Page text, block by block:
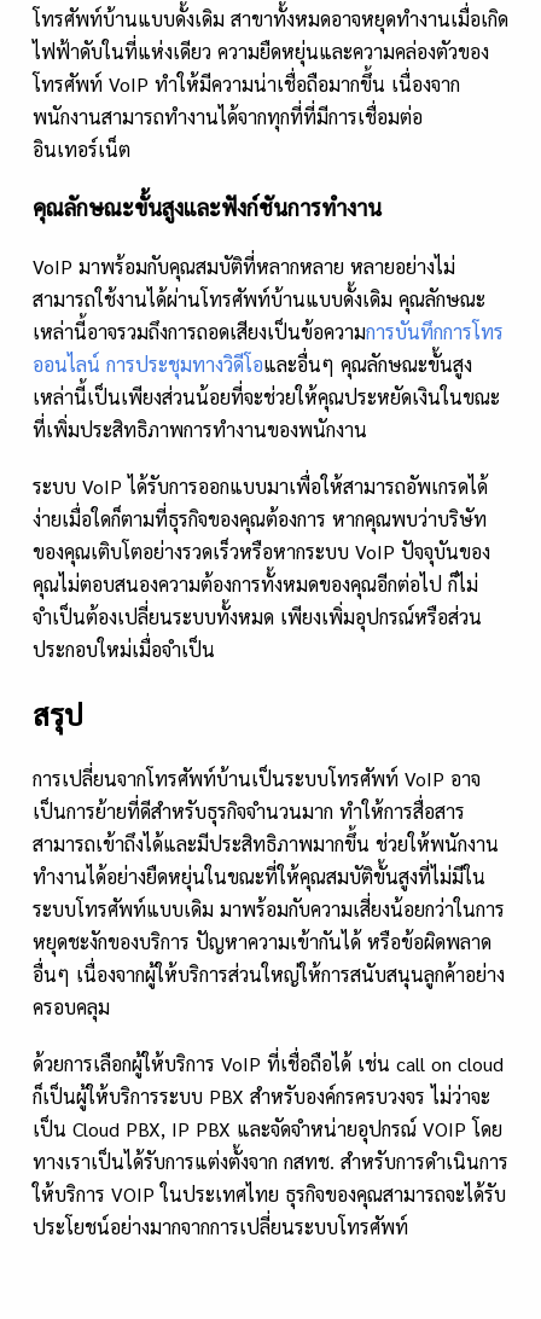
โทรศัพท์บ้านแบบดั้งเดิม สาขาทั้งหมดอาจหยุดทำงานเมื่อเกิด
ไฟฟ้าดับในที่แห่งเดียว ความยืดหยุ่นและความคล่องตัวของ
โทรศัพท์ VoIP ทำให้มีความน่าเชื่อถือมากขึ้น เนื่องจาก
พนักงานสามารถทำงานได้จากทุกที่ที่มีการเชื่อมต่อ
อินเทอร์เน็ต
คุณลักษณะขั้นสูงและฟังก์ชันการทำงาน
VoIP มาพร้อมกับคุณสมบัติที่หลากหลาย หลายอย่างไม่
สามารถใช้งานได้ผ่านโทรศัพท์บ้านแบบดั้งเดิม คุณลักษณะ
เหล่านี้อาจรวมถึงการถอดเสียงเป็นข้อความการบันทึกการโทร
ออนไลน์ การประชุมทางวิดีโอและอื่นๆ คุณลักษณะขั้นสูง
เหล่านี้เป็นเพียงส่วนน้อยที่จะช่วยให้คุณประหยัดเงินในขณะ
ที่เพิ่มประสิทธิภาพการทำงานของพนักงาน
ระบบ VoIP ได้รับการออกแบบมาเพื่อให้สามารถอัพเกรดได้
ง่ายเมื่อใดก็ตามที่ธุรกิจของคุณต้องการ หากคุณพบว่าบริษัท
ของคุณเติบโตอย่างรวดเร็วหรือหากระบบ VoIP ปัจจุบันของ
คุณไม่ตอบสนองความต้องการทั้งหมดของคุณอีกต่อไป ก็ไม่
จำเป็นต้องเปลี่ยนระบบทั้งหมด เพียงเพิ่มอุปกรณ์หรือส่วน
ประกอบใหม่เมื่อจำเป็น
สรุป
การเปลี่ยนจากโทรศัพท์บ้านเป็นระบบโทรศัพท์ VoIP อาจ
เป็นการย้ายที่ดีสำหรับธุรกิจจำนวนมาก ทำให้การสื่อสาร
สามารถเข้าถึงได้และมีประสิทธิภาพมากขึ้น ช่วยให้พนักงาน
ทำงานได้อย่างยืดหยุ่นในขณะที่ให้คุณสมบัติขั้นสูงที่ไม่มีใน
ระบบโทรศัพท์แบบเดิม มาพร้อมกับความเสี่ยงน้อยกว่าในการ
หยุดชะงักของบริการ ปัญหาความเข้ากันได้ หรือข้อผิดพลาด
อื่นๆ เนื่องจากผู้ให้บริการส่วนใหญ่ให้การสนับสนุนลูกค้าอย่าง
ครอบคลุม
ด้วยการเลือกผู้ให้บริการ VoIP ที่เชื่อถือได้ เช่น call on cloud
ก็เป็นผู้ให้บริการระบบ PBX สำหรับองค์กรครบวงจร ไม่ว่าจะ
เป็น Cloud PBX, IP PBX และจัดจำหน่ายอุปกรณ์ VOIP โดย
ทางเราเป็นได้รับการแต่งตั้งจาก กสทช. สำหรับการดำเนินการ
ให้บริการ VOIP ในประเทศไทย ธุรกิจของคุณสามารถจะได้รับ
ประโยชน์อย่างมากจากการเปลี่ยนระบบโทรศัพท์